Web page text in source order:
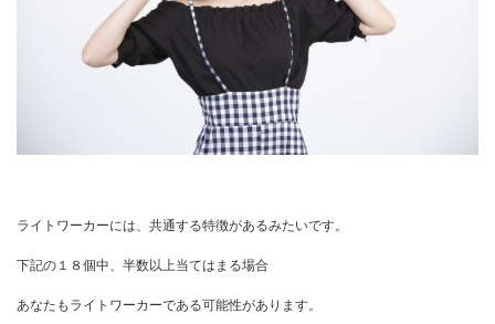
ライトワーカーには、共通する特徴があるみたいです。
下記の１８個中、半数以上当てはまる場合
あなたもライトワーカーである可能性があります。